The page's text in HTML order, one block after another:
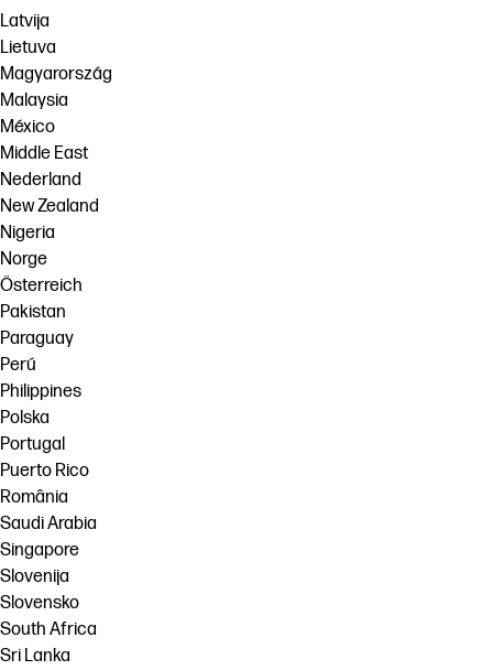
Latvija
Lietuva
Magyarország
Malaysia
México
Middle East
Nederland
New Zealand
Nigeria
Norge
Österreich
Pakistan
Paraguay
Perú
Philippines
Polska
Portugal
Puerto Rico
România
Saudi Arabia
Singapore
Slovenija
Slovensko
South Africa
Sri Lanka